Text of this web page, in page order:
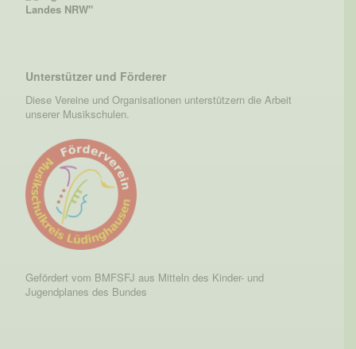
Unterstützer und Förderer
Diese Vereine und Organisationen unterstützern die Arbeit
unserer Musikschulen.
Gefördert vom BMFSFJ aus Mitteln des Kinder- und
Jugendplanes des Bundes